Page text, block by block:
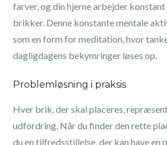
farver, og din hjerne arbejder
brikker. Denne konstante mentale
som en form for meditation, hvor
dagligdagens bekymringer løses op.
Problemløsning i praksis
Hver brik, der skal placeres,
udfordring. Når du finder den rette
du en tilfredsstillelse, der kan have en